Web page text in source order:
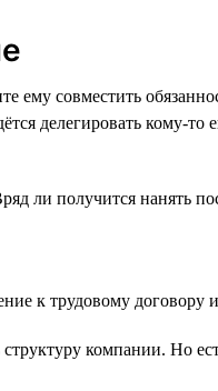
совместить
делегировать кому-то
ли получится
к трудовому договору
компании. Но